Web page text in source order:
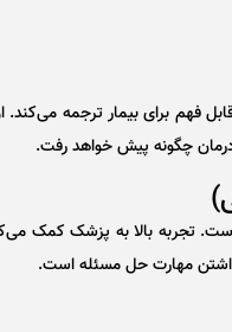
فهم برای بیمار ترجمه
چگونه پیش خواهد رفت.
بالا به پزشک کمک می‌کند
مهارت حل مسئله است.